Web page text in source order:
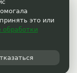
это или
обработки